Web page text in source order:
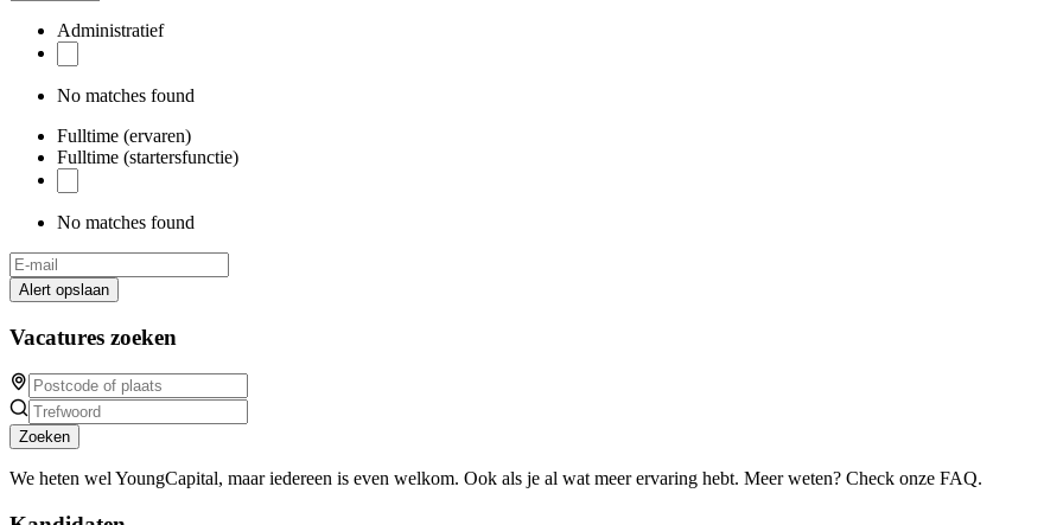
Administratief
No matches found
Fulltime (ervaren)
Fulltime (startersfunctie)
No matches found
Alert opslaan
Vacatures zoeken
Zoeken
We heten wel YoungCapital, maar iedereen is even welkom. Ook als je al wat meer ervaring hebt. Meer weten? Check onze FAQ.